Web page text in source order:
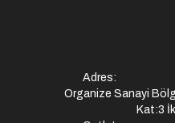
Adres:
Organize Sanayi
Kat:3